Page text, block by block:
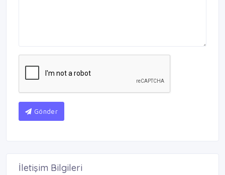
Gönder
İletişim Bilgileri